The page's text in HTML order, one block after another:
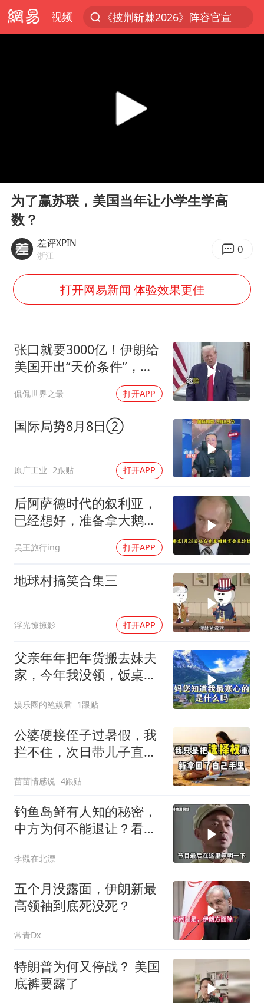
视频
《披荆斩棘2026》阵容官宣
上海全力守护市民“菜篮子”
猫咪过火把节被抹成黑猫
宝妈给四胞胎取名平安喜乐
BLG经理辟谣Bin离队
总书记点赞的非遗苗绣焕发新生机
Play
为了赢苏联，美国当年让小学生学高
数？
差评XPIN
浙江 0
打开网易新闻 体验效果更佳
张口就要3000亿！伊朗给
美国开出“天价条件”，特
朗普这回真被拿捏了？
侃侃世界之最 打开APP
国际局势8月8日②
原广工业 2跟贴 打开APP
后阿萨德时代的叙利亚，
已经想好，准备拿大鹅石
吴王旅行ing 打开APP
地球村搞笑合集三
浮光惊掠影 打开APP
父亲年年把年货搬去妹夫
家，今年我没领，饭桌上
娱乐圈的笔娱君 1跟贴
公婆硬接侄子过暑假，我
拦不住，次日带儿子直飞
苗苗情感说 4跟贴
钓鱼岛鲜有人知的秘密，
中方为何不能退让？看完
李覴在北漂
五个月没露面，伊朗新最
高领袖到底死没死？
常青Dx
特朗普为何又停战？ 美国
底裤要露了